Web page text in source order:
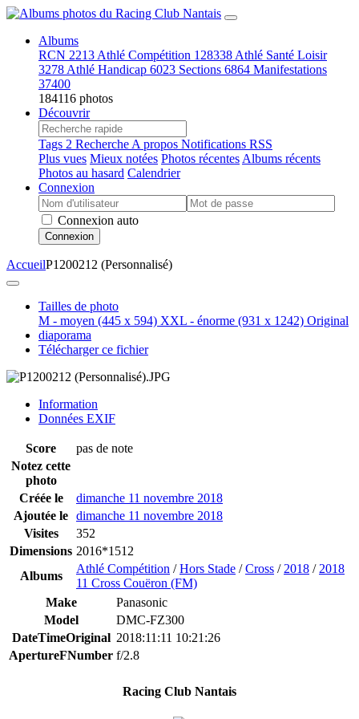
Albums
RCN 2213 Athlé Compétition 128338 Athlé Santé Loisir
3278 Athlé Handicap 6023 Sections 6864 Manifestations
37400
184116 photos
Découvrir
Tags 2 Recherche A propos Notifications RSS
Plus vues Mieux notées Photos récentes Albums récents
Photos au hasard Calendrier
Connexion
Connexion auto
Connexion
AccueilP1200212 (Personnalisé)
Tailles de photo
M - moyen (445 x 594) XXL - énorme (931 x 1242) Original
diaporama
Télécharger ce fichier
Information
Données EXIF
Score
pas de note
Notez cette
photo
Créée le
dimanche 11 novembre 2018
Ajoutée le dimanche 11 novembre 2018
Visites
352
Dimensions 2016*1512
Albums
Athlé Compétition /Hors Stade /Cross / 2018 / 2018
11 Cross Couëron (FM)
Make
Panasonic
Model
DMC-FZ300
DateTimeOriginal 2018:11:11 10:21:26
ApertureFNumber f/2.8
Racing Club Nantais